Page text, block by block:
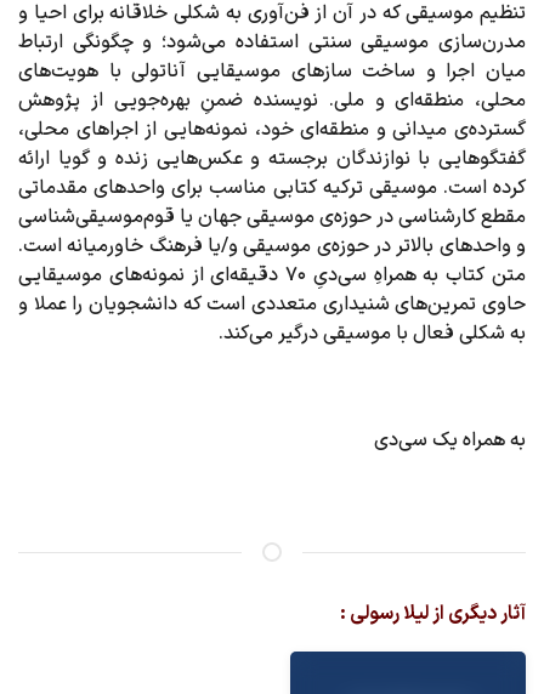
تنظیم موسیقی که در آن از فن‌آوری به شکلی خلاقانه برای احیا و
مدرن‌سازی موسیقی سنتی استفاده می‌شود؛ و چگونگی ارتباط
میان اجرا و ساخت سازهای موسیقایی آناتولی با هویت‌های
محلی، منطقه‌ای و ملی. نویسنده ضمنِ بهره‌جویی از پژوهش
گسترده‌ی میدانی و منطقه‌ای خود، نمونه‌هایی از اجراهای محلی،
گفتگوهایی با نوازندگان برجسته و عکس‌هایی زنده و گویا ارائه
کرده است. موسیقی ترکیه کتابی مناسب برای واحدهای مقدماتی
مقطع کارشناسی در حوزه‌ی موسیقی جهان یا قوم‌موسیقی‌شناسی
و واحدهای بالاتر در حوزه‌ی موسیقی و/یا فرهنگ خاورمیانه است.
متن کتاب به همراهِ سی‌دیِ 70 دقیقه‌ای از نمونه‌های موسیقایی
حاوی تمرین‌های شنیداری متعددی است که دانشجویان را عملا و
به شکلی فعال با موسیقی درگیر می‌کند.
به همراه یک سی‌دی
آثار دیگری از لیلا رسولی :